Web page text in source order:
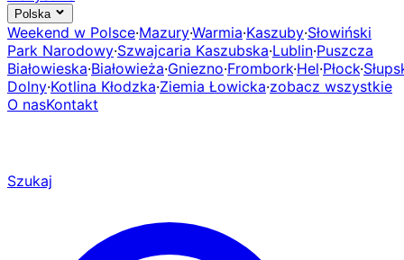
Polska
Weekend w Polsce·Mazury·Warmia·Kaszuby·Słowiński
Park Narodowy·Szwajcaria Kaszubska·Lublin·Puszcza
Białowieska·Białowieża·Gniezno·Frombork·Hel·Płock·
Dolny·Kotlina Kłodzka·Ziemia Łowicka·zobacz wszystkie
O nasKontakt
Szukaj